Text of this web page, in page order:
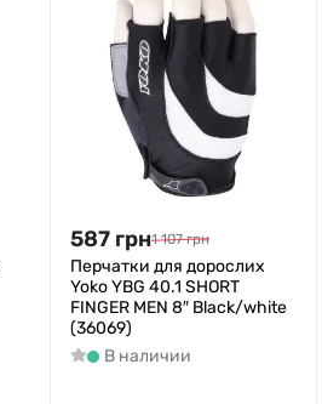
587 грн1 107 грн
Перчатки для дорослих
Yoko YBG 40.1 SHORT
FINGER MEN 8″ Black/white
(36069)
В наличии